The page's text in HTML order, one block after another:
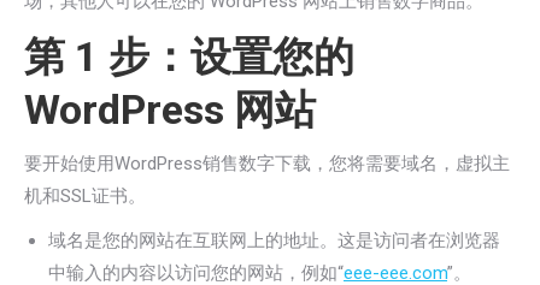
第 1 步：设置您的
WordPress 网站
要开始使用WordPress销售数字下载，您将需要域名，虚拟主
机和SSL证书。
域名是您的网站在互联网上的地址。这是访问者在浏览器
中输入的内容以访问您的网站，例如“eee-eee.com”。